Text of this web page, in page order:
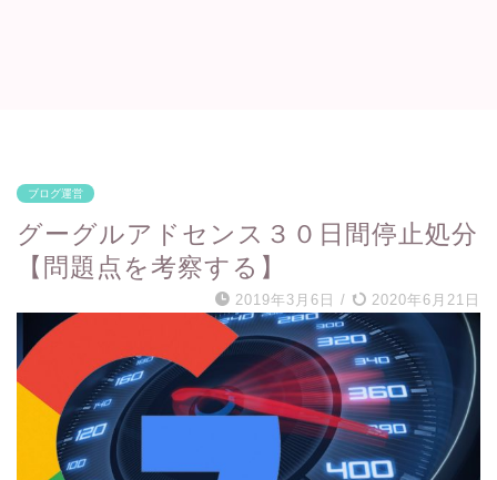
ブログ運営
グーグルアドセンス３０日間停止処分
【問題点を考察する】
2019年3月6日 / 2020年6月21日